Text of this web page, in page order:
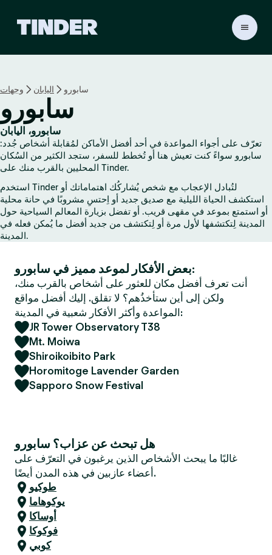
ئ
ي
س
ة
ل
ـ
T
d
e
r
وجهات اليابان سابورو
سابورو
سابورو، اليابان
تعرّف على أجواء المواعدة في أحد أفضل الأماكن لمُقابلة أشخاص جُدد:
سابورو سواءً كنت تعيش هنا أو تُخطط للسفر، ستجد الكثير من السُكان
المحليين بالقرب منك على Tinder.
استخدم Tinder لتُبادل الإعجاب مع شخص يُشاركُك اهتماماتك أو
استكشف الحياة الليلية مع صديق جديد أو اِحتسِ مشروبًا في حانة محلية
أو استمتع بموعد في مقهى قريب. أو تفضل بزيارة المعالم السياحية حول
المدينة لِتكتشفها لأول مرة أو لِتكتشف من جديد أفضل ما يُمكن فعله في
المدينة.
بعض الأفكار لموعد مميز في سابورو:
أنت تعرف أفضل مكان للعثور على أشخاص بالقرب منك،
ولكن إلى أين ستأخذُهم؟ لا تقلق. إليك أفضل مواقع
المواعدة وأكثر الأفكار شعبية في المدينة:
JR Tower Observatory T38
Mt. Moiwa
Shiroikoibito Park
Horomitoge Lavender Garden
Sapporo Snow Festival
هل تبحث عن عزاب؟ سابورو
غالبًا ما يبحث الأشخاص الذين يرغبون في التعرّف على
أعضاء عازبين في هذه المدن أيضًا.
طوكيو
يوكوهاما
أوساكا
فوكوكا
كوبي